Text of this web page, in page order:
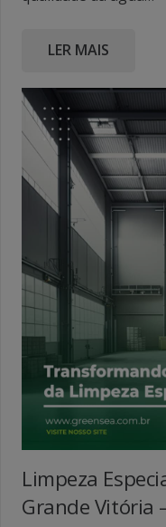
LER MAIS
Limpeza
Grande Vitória